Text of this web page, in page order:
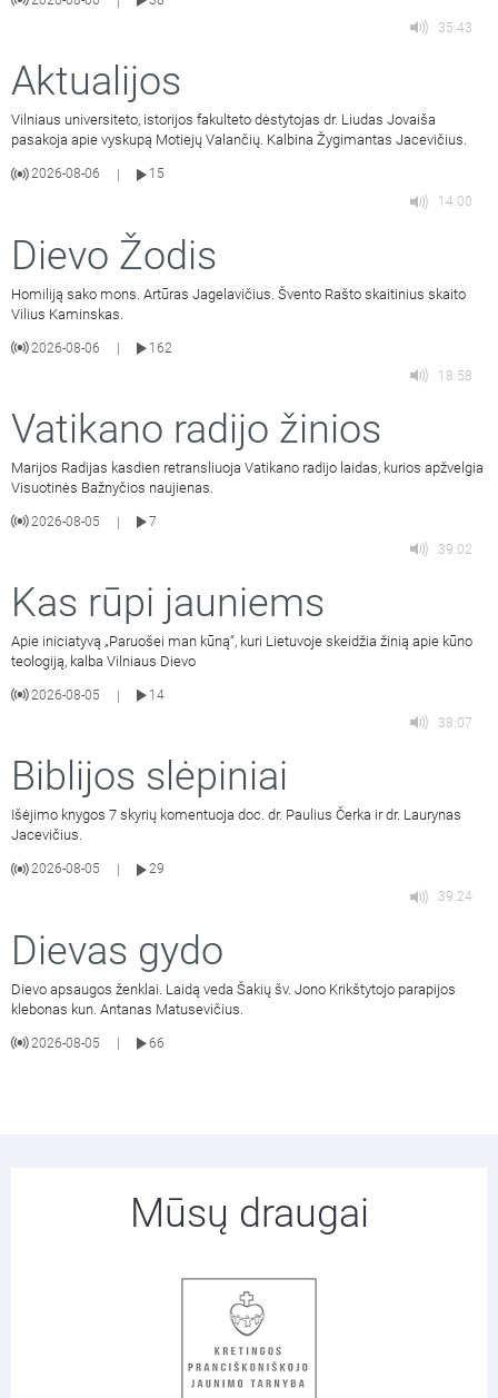
35:43
Aktualijos
Vilniaus universiteto, istorijos fakulteto dėstytojas dr. Liudas Jovaiša
pasakoja apie vyskupą Motiejų Valančių. Kalbina Žygimantas Jacevičius.
2026-08-06
15
14:00
Dievo Žodis
Homiliją sako mons. Artūras Jagelavičius. Švento Rašto skaitinius skaito
Vilius Kaminskas.
2026-08-06
162
18:58
Vatikano radijo žinios
Marijos Radijas kasdien retransliuoja Vatikano radijo laidas, kurios apžvelgia
Visuotinės Bažnyčios naujienas.
2026-08-05 |
7
39:02
Kas rūpi jauniems
Apie iniciatyvą „Paruošei man kūną“, kuri Lietuvoje skeidžia žinią apie kūno
teologiją, kalba Vilniaus Dievo
2026-08-05 |
14
38:07
Biblijos slėpiniai
Išėjimo knygos 7 skyrių komentuoja doc. dr. Paulius Čerka ir dr. Laurynas
Jacevičius.
2026-08-05
29
39:24
Dievas gydo
Dievo apsaugos ženklai. Laidą veda Šakių šv. Jono Krikštytojo parapijos
klebonas kun. Antanas Matusevičius.
2026-08-05 66
Mūsų draugai